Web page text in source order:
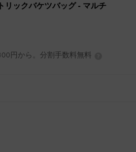
リックバケツバッグ- マルチ
円から。分割手数料無料